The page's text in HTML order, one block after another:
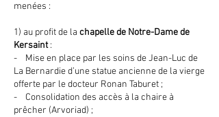
menées :
1) au profit de la chapelle de Notre-Dame de
Kersaint:
- Mise en place par les soins de Jean-Luc de
La Bernardie d’une statue ancienne de la vierge
offerte par le docteur Ronan Taburet ;
- Consolidation des accès à la chaire à
prêcher (Arvoriad) ;